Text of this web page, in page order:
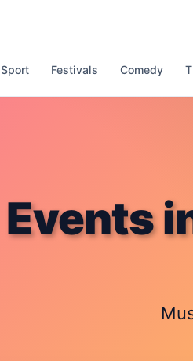
Sport Festivals Comedy
Events